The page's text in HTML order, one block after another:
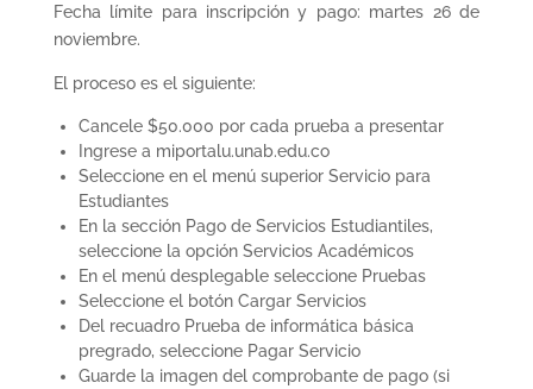
Fecha límite para inscripción y pago: martes 26 de
noviembre.
El proceso es el siguiente:
Cancele $50.000 por cada prueba a presentar
Ingrese a miportalu.unab.edu.co
Seleccione en el menú superior Servicio para
Estudiantes
En la sección Pago de Servicios Estudiantiles,
seleccione la opción Servicios Académicos
En el menú desplegable seleccione Pruebas
Seleccione el botón Cargar Servicios
Del recuadro Prueba de informática básica
pregrado, seleccione Pagar Servicio
Guarde la imagen del comprobante de pago (si